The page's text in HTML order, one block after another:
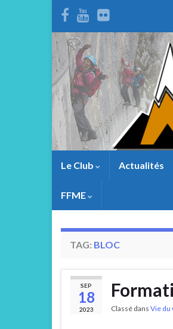
Le Club Actualités
FFME
TAG: BLOC
SEP
18
2023 Classé dans Vie du